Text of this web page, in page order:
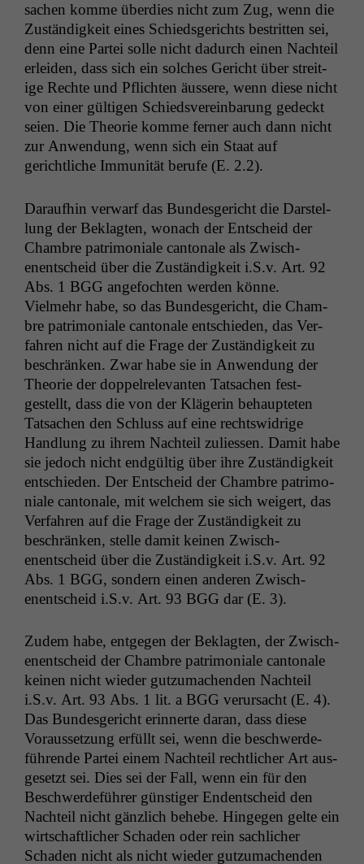
sachen komme überdies nicht zum Zug, wenn die
Zuständigkeit eines Schieds­gerichts bestrit­ten sei,
denn eine Partei solle nicht dadurch einen Nachteil
erlei­den, dass sich ein solch­es Gericht über stre­it­
ige Rechte und Pflicht­en äussere, wenn diese nicht
von ein­er gülti­gen Schiedsvere­in­barung gedeckt
seien. Die The­o­rie komme fern­er auch dann nicht
zur Anwen­dung, wenn sich ein Staat auf
gerichtliche Immu­nität berufe (E. 2.2).
Daraufhin ver­warf das Bun­des­gericht die Darstel­
lung der Beklagten, wonach der Entscheid der
Cham­bre pat­ri­mo­ni­ale can­tonale als Zwis­ch­
enentscheid über die Zuständigkeit i.S.v. Art. 92
Abs. 1 BGG ange­focht­en wer­den könne.
Vielmehr habe, so das Bun­des­gericht, die Cham­
bre pat­ri­mo­ni­ale can­tonale entsch­ieden, das Ver­
fahren nicht auf die Frage der Zuständigkeit zu
beschränken. Zwar habe sie in Anwen­dung der
The­o­rie der dop­pel­rel­e­van­ten Tat­sachen fest­
gestellt, dass die von der Klägerin behaupteten
Tat­sachen den Schluss auf eine rechtswidrige
Hand­lung zu ihrem Nachteil zuliessen. Damit habe
sie jedoch nicht endgültig über ihre Zuständigkeit
entsch­ieden. Der Entscheid der Cham­bre pat­ri­mo­
ni­ale can­tonale, mit welchem sie sich weigert, das
Ver­fahren auf die Frage der Zuständigkeit zu
beschränken, stelle damit keinen Zwis­ch­
enentscheid über die Zuständigkeit i.S.v. Art. 92
Abs. 1 BGG, son­dern einen anderen Zwis­ch­
enentscheid i.S.v. Art. 93 BGG dar (E. 3).
Zudem habe, ent­ge­gen der Beklagten, der Zwis­ch­
enentscheid der Cham­bre pat­ri­mo­ni­ale can­tonale
keinen nicht wieder gutzu­machen­den Nachteil
i.S.v. Art. 93 Abs. 1 lit. a BGG verur­sacht (E. 4).
Das Bun­des­gericht erin­nerte daran, dass diese
Voraus­set­zung erfüllt sei, wenn die beschw­erde­
führende Partei einem Nachteil rechtlich­er Art aus­
ge­set­zt sei. Dies sei der Fall, wenn ein für den
Beschw­erde­führer gün­stiger Endentscheid den
Nachteil nicht gän­zlich behebe. Hinge­gen gelte ein
wirtschaftlich­er Schaden oder rein sach­lich­er
Schaden nicht als nicht wieder gutzu­machen­den